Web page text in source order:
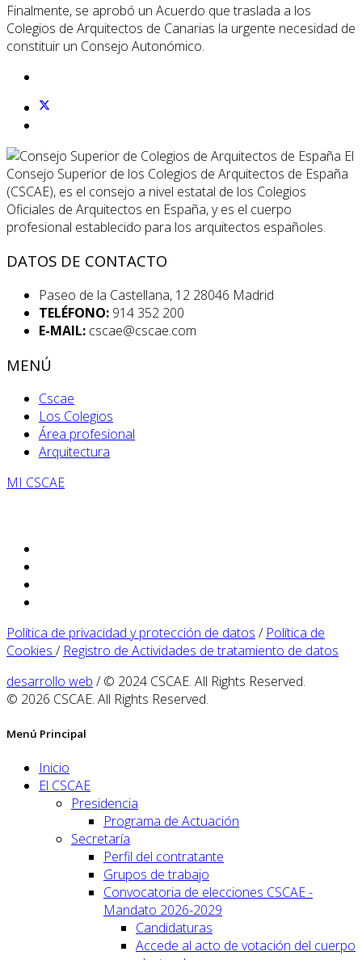
Finalmente, se aprobó un Acuerdo que traslada a los
Colegios de Arquitectos de Canarias la urgente necesidad de
constituir un Consejo Autonómico.
El
Consejo Superior de los Colegios de Arquitectos de España
(CSCAE), es el consejo a nivel estatal de los Colegios
Oficiales de Arquitectos en España, y es el cuerpo
profesional establecido para los arquitectos españoles.
DATOS DE CONTACTO
Paseo de la Castellana, 12 28046 Madrid
TELÉFONO: 914 352 200
E-MAIL: cscae@cscae.com
MENÚ
Cscae
Los Colegios
Área profesional
Arquitectura
MI CSCAE
Política de privacidad y protección de datos / Política de
Cookies / Registro de Actividades de tratamiento de datos
desarrollo web / © 2024 CSCAE. All Rights Reserved.
© 2026 CSCAE. All Rights Reserved.
Menú Principal
Inicio
El CSCAE
Presidencia
Programa de Actuación
Secretaría
Perfil del contratante
Grupos de trabajo
Convocatoria de elecciones CSCAE -
Mandato 2026-2029
Candidaturas
Accede al acto de votación del cuerpo